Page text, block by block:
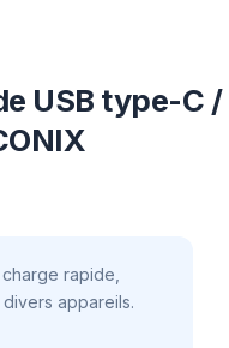
USB type-C /
rapide,
appareils.